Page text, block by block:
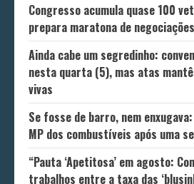
Congresso acumula quase 100
prepara maratona de negociações
Ainda cabe um segredinho:
nesta quarta (5), mas atas
vivas
Se fosse de barro, nem
MP dos combustíveis após uma
“Pauta ‘Apetitosa’ em agosto:
trabalhos entre a taxa das